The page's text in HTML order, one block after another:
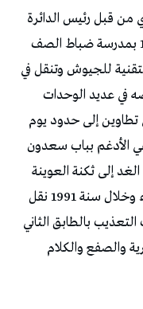
من قبل رئيس الدائرة
صرح انه انخرط بالجیش أواخر سنة 1977 بمدرسة ضباط الصف
للجیوش وتنقل في
في عدید الوحدات
تطاوین إلی حدود یوم
الباهي الأدغم بباب سعدون
إلی ثكنة العوینة
دون أن یعرف سبب خضوعه لهذا الإجراء وخلال سنة 1991 نقل
بالطابق الثاني
والصفع والكلام